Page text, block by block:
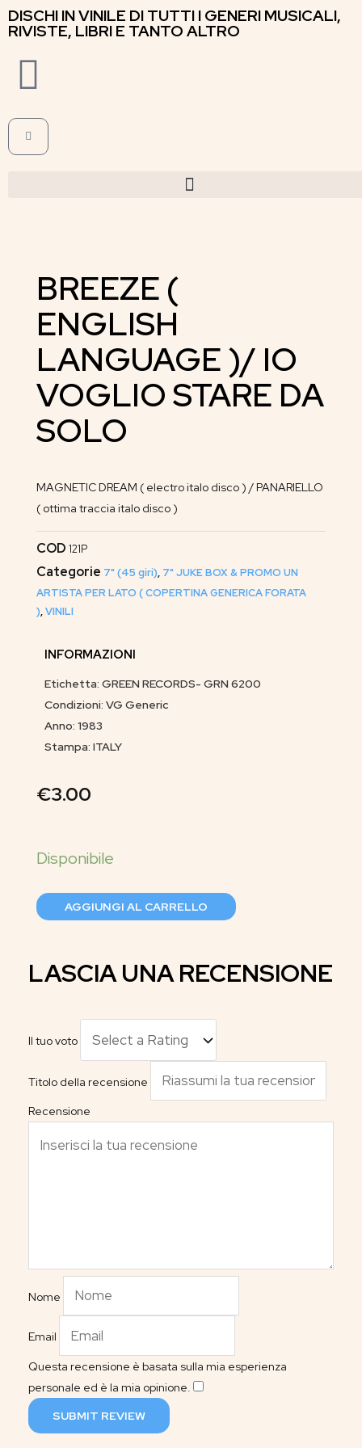
DISCHI IN VINILE DI TUTTI I GENERI MUSICALI,
RIVISTE, LIBRI E TANTO ALTRO
BREEZE (
ENGLISH
LANGUAGE )/ IO
VOGLIO STARE DA
SOLO
MAGNETIC DREAM ( electro italo disco ) / PANARIELLO
( ottima traccia italo disco )
COD 121P
Categorie 7" (45 giri), 7" JUKE BOX & PROMO UN
ARTISTA PER LATO ( COPERTINA GENERICA FORATA
),VINILI
INFORMAZIONI
Etichetta: GREEN RECORDS- GRN 6200
Condizioni: VG Generic
Anno: 1983
Stampa: ITALY
€3.00
AGGIUNGI AL CARRELLO
LASCIA UNA RECENSIONE
Il tuo voto
Titolo della recensione
Recensione
Nome
Email
Questa recensione è basata sulla mia esperienza
personale ed è la mia opinione.
SUBMIT REVIEW